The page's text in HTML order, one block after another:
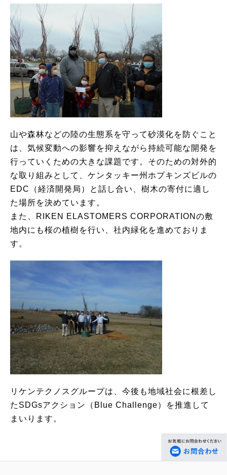
山や森林などの陸の生態系を守って砂漠化を防ぐこと
は、気候変動への影響を抑えながら持続可能な開発を
行っていくための大きな課題です。そのための対外的
な取り組みとして、ケンタッキー州ホプキンズビルの
EDC（経済開発局）と話し合い、樹木の寄付に適し
た場所を決めています。
また、RIKEN ELASTOMERS CORPORATIONの敷
地内にも桜の植樹を行い、社内緑化を進めておりま
す。
リケンテクノスグループは、今後も地域社会に根差し
たSDGsアクション（Blue Challenge）を推進して
まいります。